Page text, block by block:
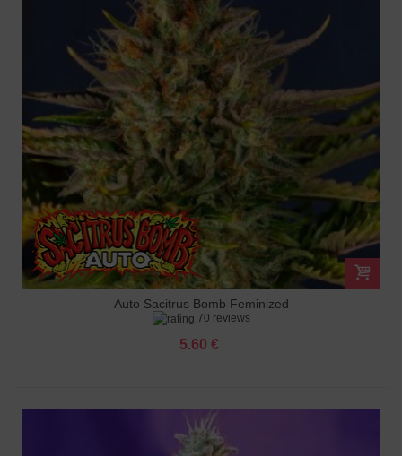
Auto Sacitrus Bomb Feminized
70 reviews
5.60 €